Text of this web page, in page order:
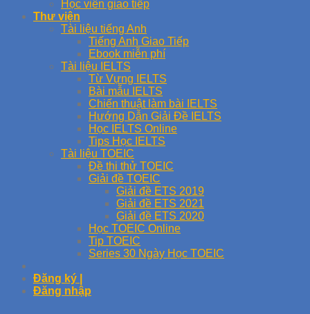
Học viên giao tiếp
Thư viện
Tài liệu tiếng Anh
Tiếng Anh Giao Tiếp
Ebook miễn phí
Tài liệu IELTS
Từ Vựng IELTS
Bài mẫu IELTS
Chiến thuật làm bài IELTS
Hướng Dẫn Giải Đề IELTS
Học IELTS Online
Tips Học IELTS
Tài liệu TOEIC
Đề thi thử TOEIC
Giải đề TOEIC
Giải đề ETS 2019
Giải đề ETS 2021
Giải đề ETS 2020
Học TOEIC Online
Tip TOEIC
Series 30 Ngày Học TOEIC
Đăng ký |
Đăng nhập